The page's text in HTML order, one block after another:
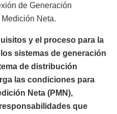
de Generación
Neta.
y el proceso para la
sistemas de generación
de distribución
las condiciones para
Neta (PMN),
que